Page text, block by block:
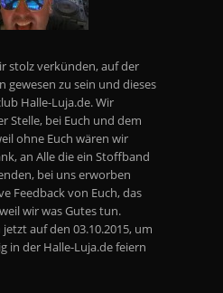
stolz verkünden, auf der
gewesen zu sein und dieses
Halle-Luja.de. Wir
Stelle, bei Euch und dem
ohne Euch wären wir
an Alle die ein Stoffband
bei uns erworben
Feedback von Euch, das
wir was Gutes tun.
auf den 03.10.2015, um
in der Halle-Luja.de feiern